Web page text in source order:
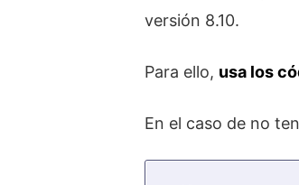
versión 8.10.
Para ello, usa los
En el caso de no